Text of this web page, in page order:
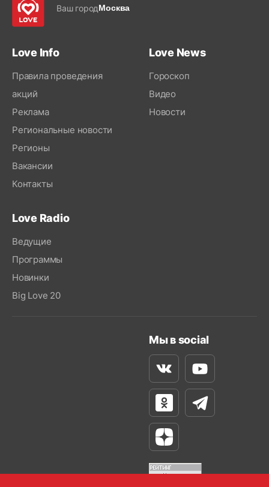
Ваш городМосква
Love Info
Правила проведения
акций
Реклама
Региональные новости
Регионы
Вакансии
Контакты
Love News
Гороскоп
Видео
Новости
Love Radio
Ведущие
Программы
Новинки
Big Love 20
Мы в social
ВконтактеYoutube
Одноклассники
Телеграм
Яндекс Дзен